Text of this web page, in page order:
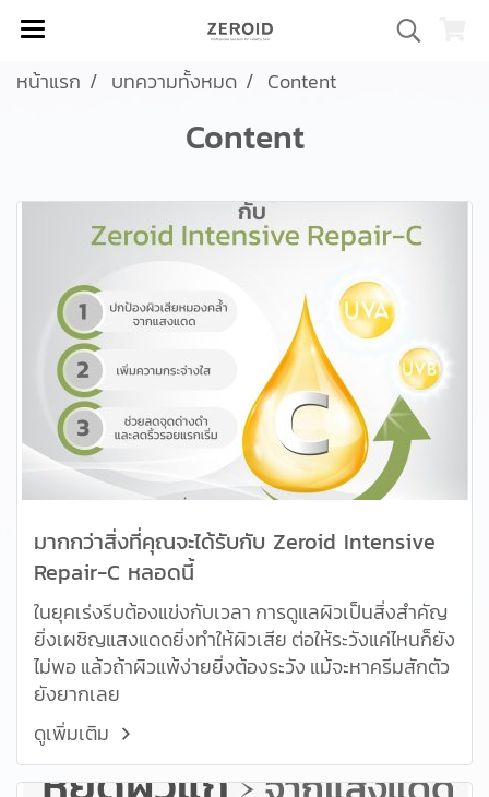
หน้าแรก บทความทั้งหมด Content
Content
มากกว่าสิ่งที่คุณจะได้รับกับ Zeroid Intensive
Repair-C หลอดนี้
ในยุคเร่งรีบต้องแข่งกับเวลา การดูแลผิวเป็นสิ่งสำคัญ
ยิ่งเผชิญแสงแดดยิ่งทำให้ผิวเสีย ต่อให้ระวังแค่ไหนก็ยัง
ไม่พอ แล้วถ้าผิวแพ้ง่ายยิ่งต้องระวัง แม้จะหาครีมสักตัว
ยังยากเลย
ดูเพิ่มเติม